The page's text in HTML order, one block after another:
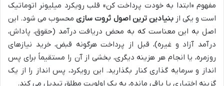
مفهوم «ابتدا به خودت پرداخت کن» قلب رویکرد میلیونر اتوماتیک
است و یکی ازبنیادین ترین اصول ثروت سازیمحسوب می شود. این
اصل به این معناست که به محض دریافت درآمد (حقوق، پاداش،
درآمد آزاد و غیره)، قبل از پرداخت هرگونه قبض، خرید نیازهای
روزمره، یا انجام هر هزینه دیگری، بخشی از آن را مستقیماً برای پس
انداز و سرمایه گذاری کنار بگذارید. این رویکرد، پس انداز را از یک
گزینه اختیاری یا باقی مانده، به یک اولویت مطلق تبدیل می کند.